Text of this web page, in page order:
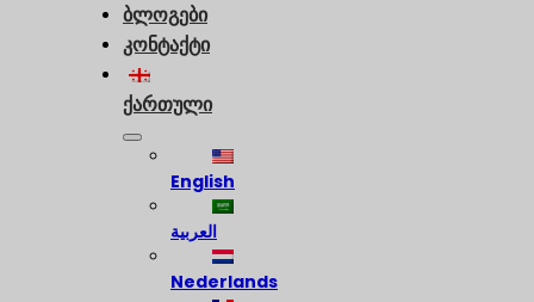
ბლოგები
კონტაქტი
ქართული
English
العربية
Nederlands